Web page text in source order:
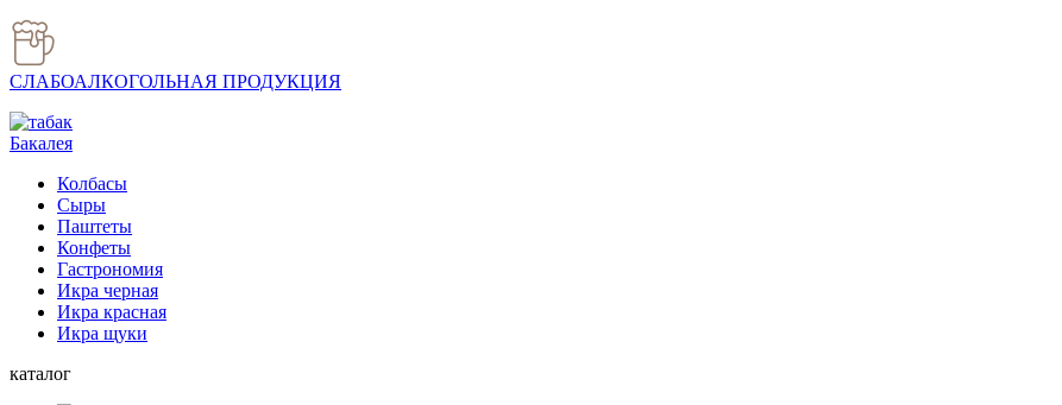
СЛАБОАЛКОГОЛЬНАЯ ПРОДУКЦИЯ
Бакалея
Колбасы
Сыры
Паштеты
Конфеты
Гастрономия
Икра черная
Икра красная
Икра щуки
каталог